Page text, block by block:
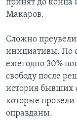
принят до конца
Макаров.
Сложно
инициативы. По
ежегодно 30%
свободу после
история бывших
которые
оправданы.